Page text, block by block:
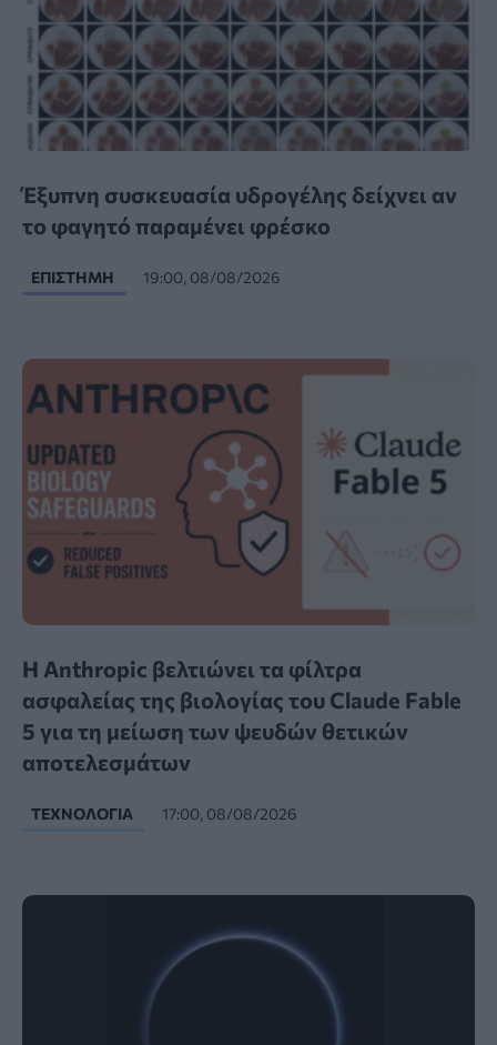
Έξυπνη συσκευασία υδρογέλης δείχνει αν
το φαγητό παραμένει φρέσκο
ΕΠΙΣΤΉΜΗ 19:00, 08/08/2026
Η Anthropic βελτιώνει τα φίλτρα
ασφαλείας της βιολογίας του Claude Fable
5 για τη μείωση των ψευδών θετικών
αποτελεσμάτων
ΤΕΧΝΟΛΟΓΊΑ 17:00, 08/08/2026